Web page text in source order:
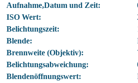
Aufnahme,Datum und Zeit:
ISO Wert:
Belichtungszeit:
Blende:
Brennweite (Objektiv):
Belichtungsabweichung:
Blendenöffnungswert: